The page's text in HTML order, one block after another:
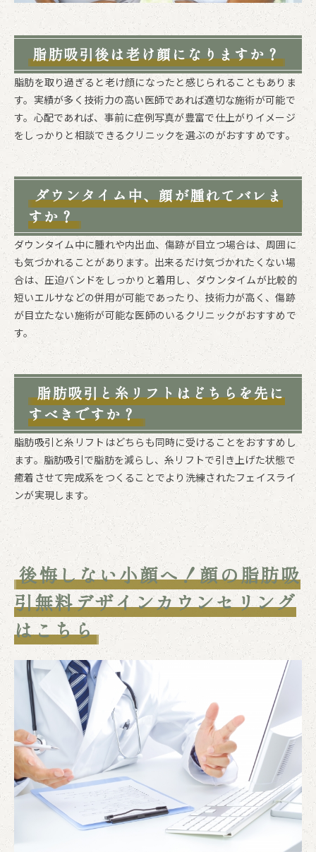
脂肪吸引後は老け顔になりますか？
脂肪を取り過ぎると老け顔になったと感じられることもありま
す。実績が多く技術力の高い医師であれば適切な施術が可能で
す。心配であれば、事前に症例写真が豊富で仕上がりイメージ
をしっかりと相談できるクリニックを選ぶのがおすすめです。
ダウンタイム中、顔が腫れてバレま
すか？
ダウンタイム中に腫れや内出血、傷跡が目立つ場合は、周囲に
も気づかれることがあります。出来るだけ気づかれたくない場
合は、圧迫バンドをしっかりと着用し、ダウンタイムが比較的
短いエルサなどの併用が可能であったり、技術力が高く、傷跡
が目立たない施術が可能な医師のいるクリニックがおすすめで
す。
脂肪吸引と糸リフトはどちらを先に
すべきですか？
脂肪吸引と糸リフトはどちらも同時に受けることをおすすめし
ます。脂肪吸引で脂肪を減らし、糸リフトで引き上げた状態で
癒着させて完成系をつくることでより洗練されたフェイスライ
ンが実現します。
後悔しない小顔へ！顔の脂肪吸
引無料デザインカウンセリング
はこちら